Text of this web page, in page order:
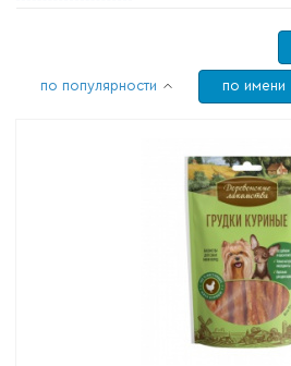
по популярности по имени